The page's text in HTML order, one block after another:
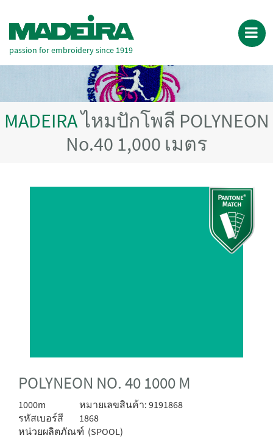
passion for embroidery since 1919
MADEIRAไหมปักโพลี POLYNEON
No.40 1,000 เมตร
POLYNEON NO. 40 1000 M
1000m
หมายเลขสินค้า: 9191868
รหัสเบอร์สี
1868
หน่วยผลิตภัณฑ์ (SPOOL)